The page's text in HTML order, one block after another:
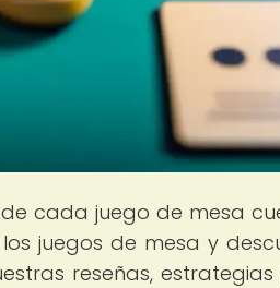
cada juego de mesa
juegos de mesa y
reseñas,